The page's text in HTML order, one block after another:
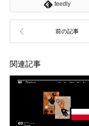
feedly
関連記事